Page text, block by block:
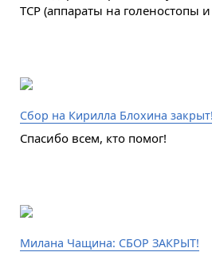
ТСР (аппараты на голеностопы
Сбор на Кирилла Блохина закрыт!
Спасибо всем, кто помог!
Милана Чащина: СБОР ЗАКРЫТ!